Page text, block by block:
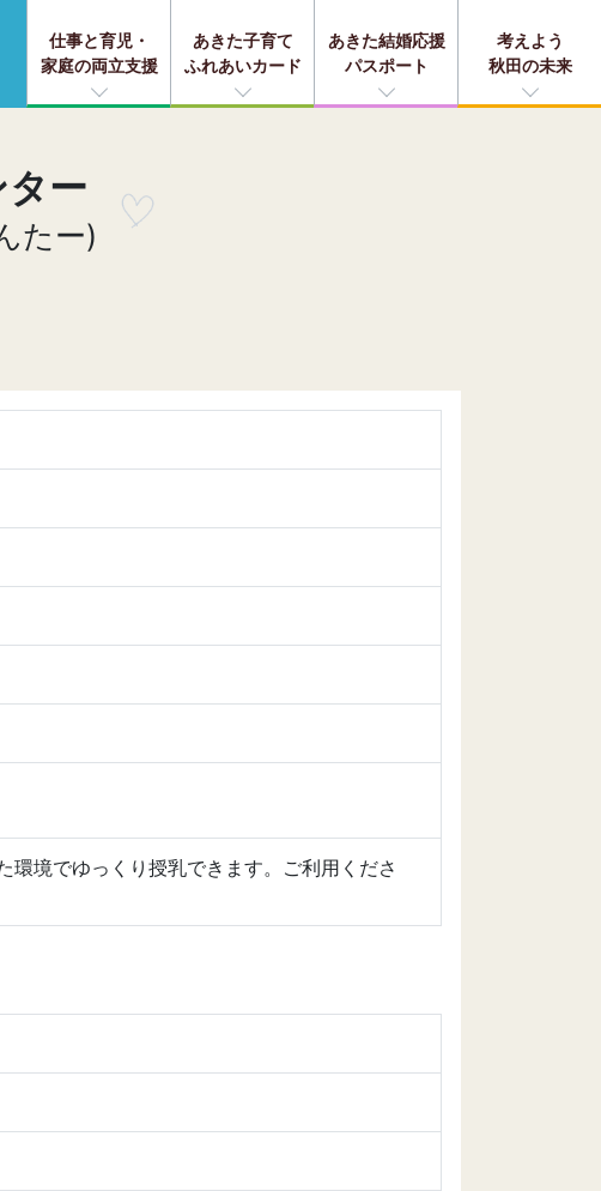
仕事と育児・
家庭の両立支援
あきた子育て
ふれあいカード
あきた結婚応援
パスポート
考えよう
秋田の未来
ー
たー)
境でゆっくり授乳できます。ご利用くださ